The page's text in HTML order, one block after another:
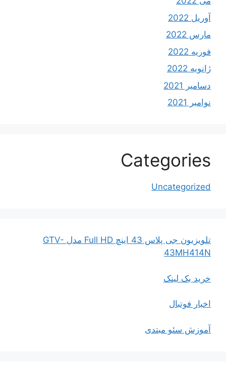
آوریل 2022
مارس 2022
فوریه 2022
ژانویه 2022
دسامبر 2021
نوامبر 2021
Categories
Uncategorized
تلویزیون جی پلاس 43 اینچ Full HD مدل GTV-
43MH414N
خرید بک لینک
اخبار فوتبال
آموزش سئو مبتدی